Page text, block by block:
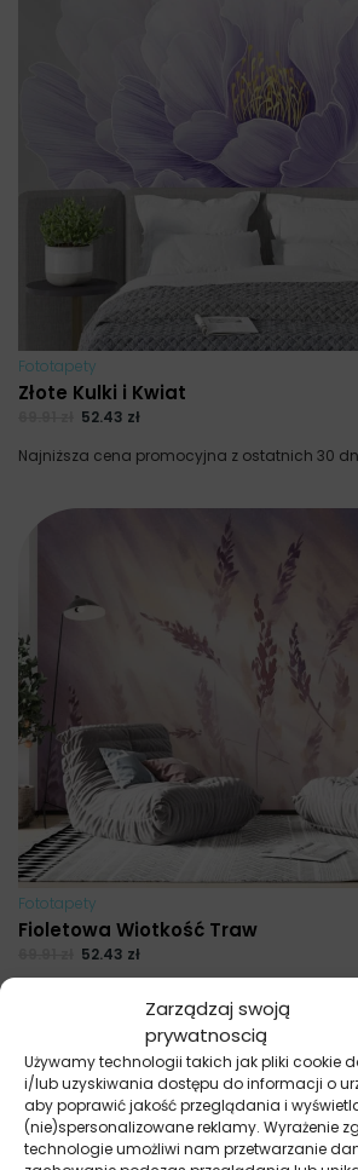
Zarządzaj swoją
prywatnoscią
Używamy technologii takich jak pliki cookie
i/lub uzyskiwania dostępu do informacji o
aby poprawić jakość przeglądania i
(nie)spersonalizowane reklamy. Wyrażenie
technologie umożliwi nam przetwarzanie
Fototapety
Złote Kulki i Kwiat
52.43 zł
Najniższa cena promocyjna z ostatnich 30
Fototapety
Fioletowa Wiotkość Traw
52.43 zł